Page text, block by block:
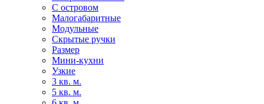
С островом
Малогабаритные
Модульные
Скрытые ручки
Размер
Мини-кухни
Узкие
3 кв. м.
5 кв. м.